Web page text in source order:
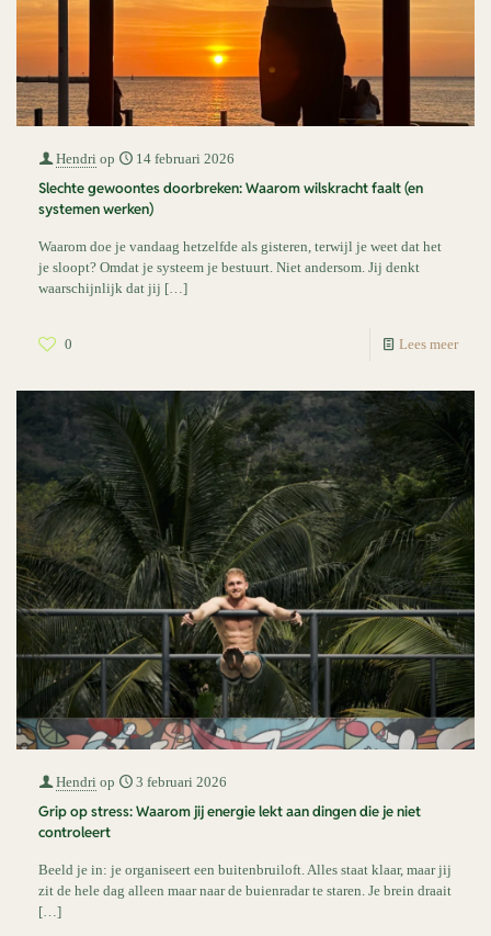
Hendri op 14 februari 2026
Slechte gewoontes doorbreken: Waarom wilskracht faalt (en
systemen werken)
Waarom doe je vandaag hetzelfde als gisteren, terwijl je weet dat het
je sloopt? Omdat je systeem je bestuurt. Niet andersom. Jij denkt
waarschijnlijk dat jij […]
0 Lees meer
Hendri op 3 februari 2026
Grip op stress: Waarom jij energie lekt aan dingen die je niet
controleert
Beeld je in: je organiseert een buitenbruiloft. Alles staat klaar, maar jij
zit de hele dag alleen maar naar de buienradar te staren. Je brein draait
[…]